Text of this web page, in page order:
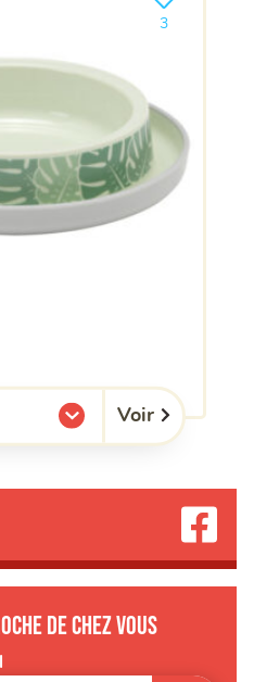
3
Ajouter le
Voir
de chez vous